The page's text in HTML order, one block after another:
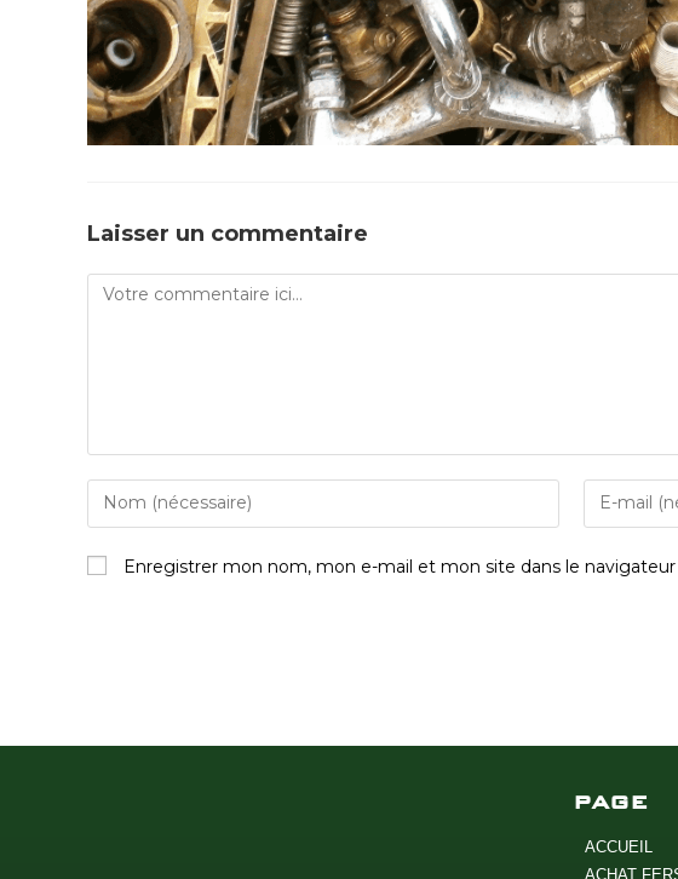
Laisser un commentaire
Enregistrer mon nom, mon e-mail et mon site dans le
PAGE
ACCUEIL
ACHAT